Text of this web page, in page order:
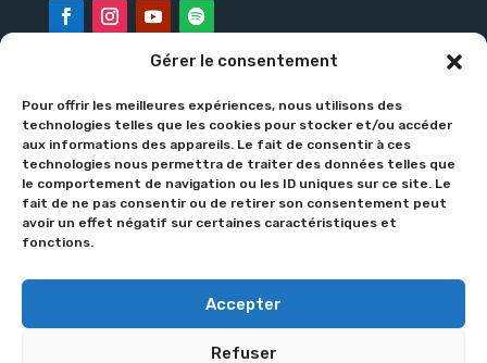
Gérer le consentement
Pour offrir les meilleures expériences, nous utilisons des
technologies telles que les cookies pour stocker et/ou accéder
aux informations des appareils. Le fait de consentir à ces
technologies nous permettra de traiter des données telles que
le comportement de navigation ou les ID uniques sur ce site. Le
fait de ne pas consentir ou de retirer son consentement peut
avoir un effet négatif sur certaines caractéristiques et
fonctions.
Accepter
Refuser
L’Institution L’École
Le Collège
APEL
Contact
Notre politique de confidentialité
© 2025Institution Notre-Dame •La Bassée